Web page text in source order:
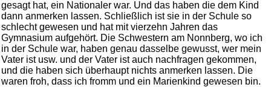
gesagt hat, ein Nationaler war. Und das haben die dem Kind
dann anmerken lassen. Schließlich ist sie in der Schule so
schlecht gewesen und hat mit vierzehn Jahren das
Gymnasium aufgehört. Die Schwestern am Nonnberg, wo ich
in der Schule war, haben genau dasselbe gewusst, wer mein
Vater ist usw. und der Vater ist auch nachfragen gekommen,
und die haben sich überhaupt nichts anmerken lassen. Die
waren froh, dass ich fromm und ein Marienkind gewesen bin.